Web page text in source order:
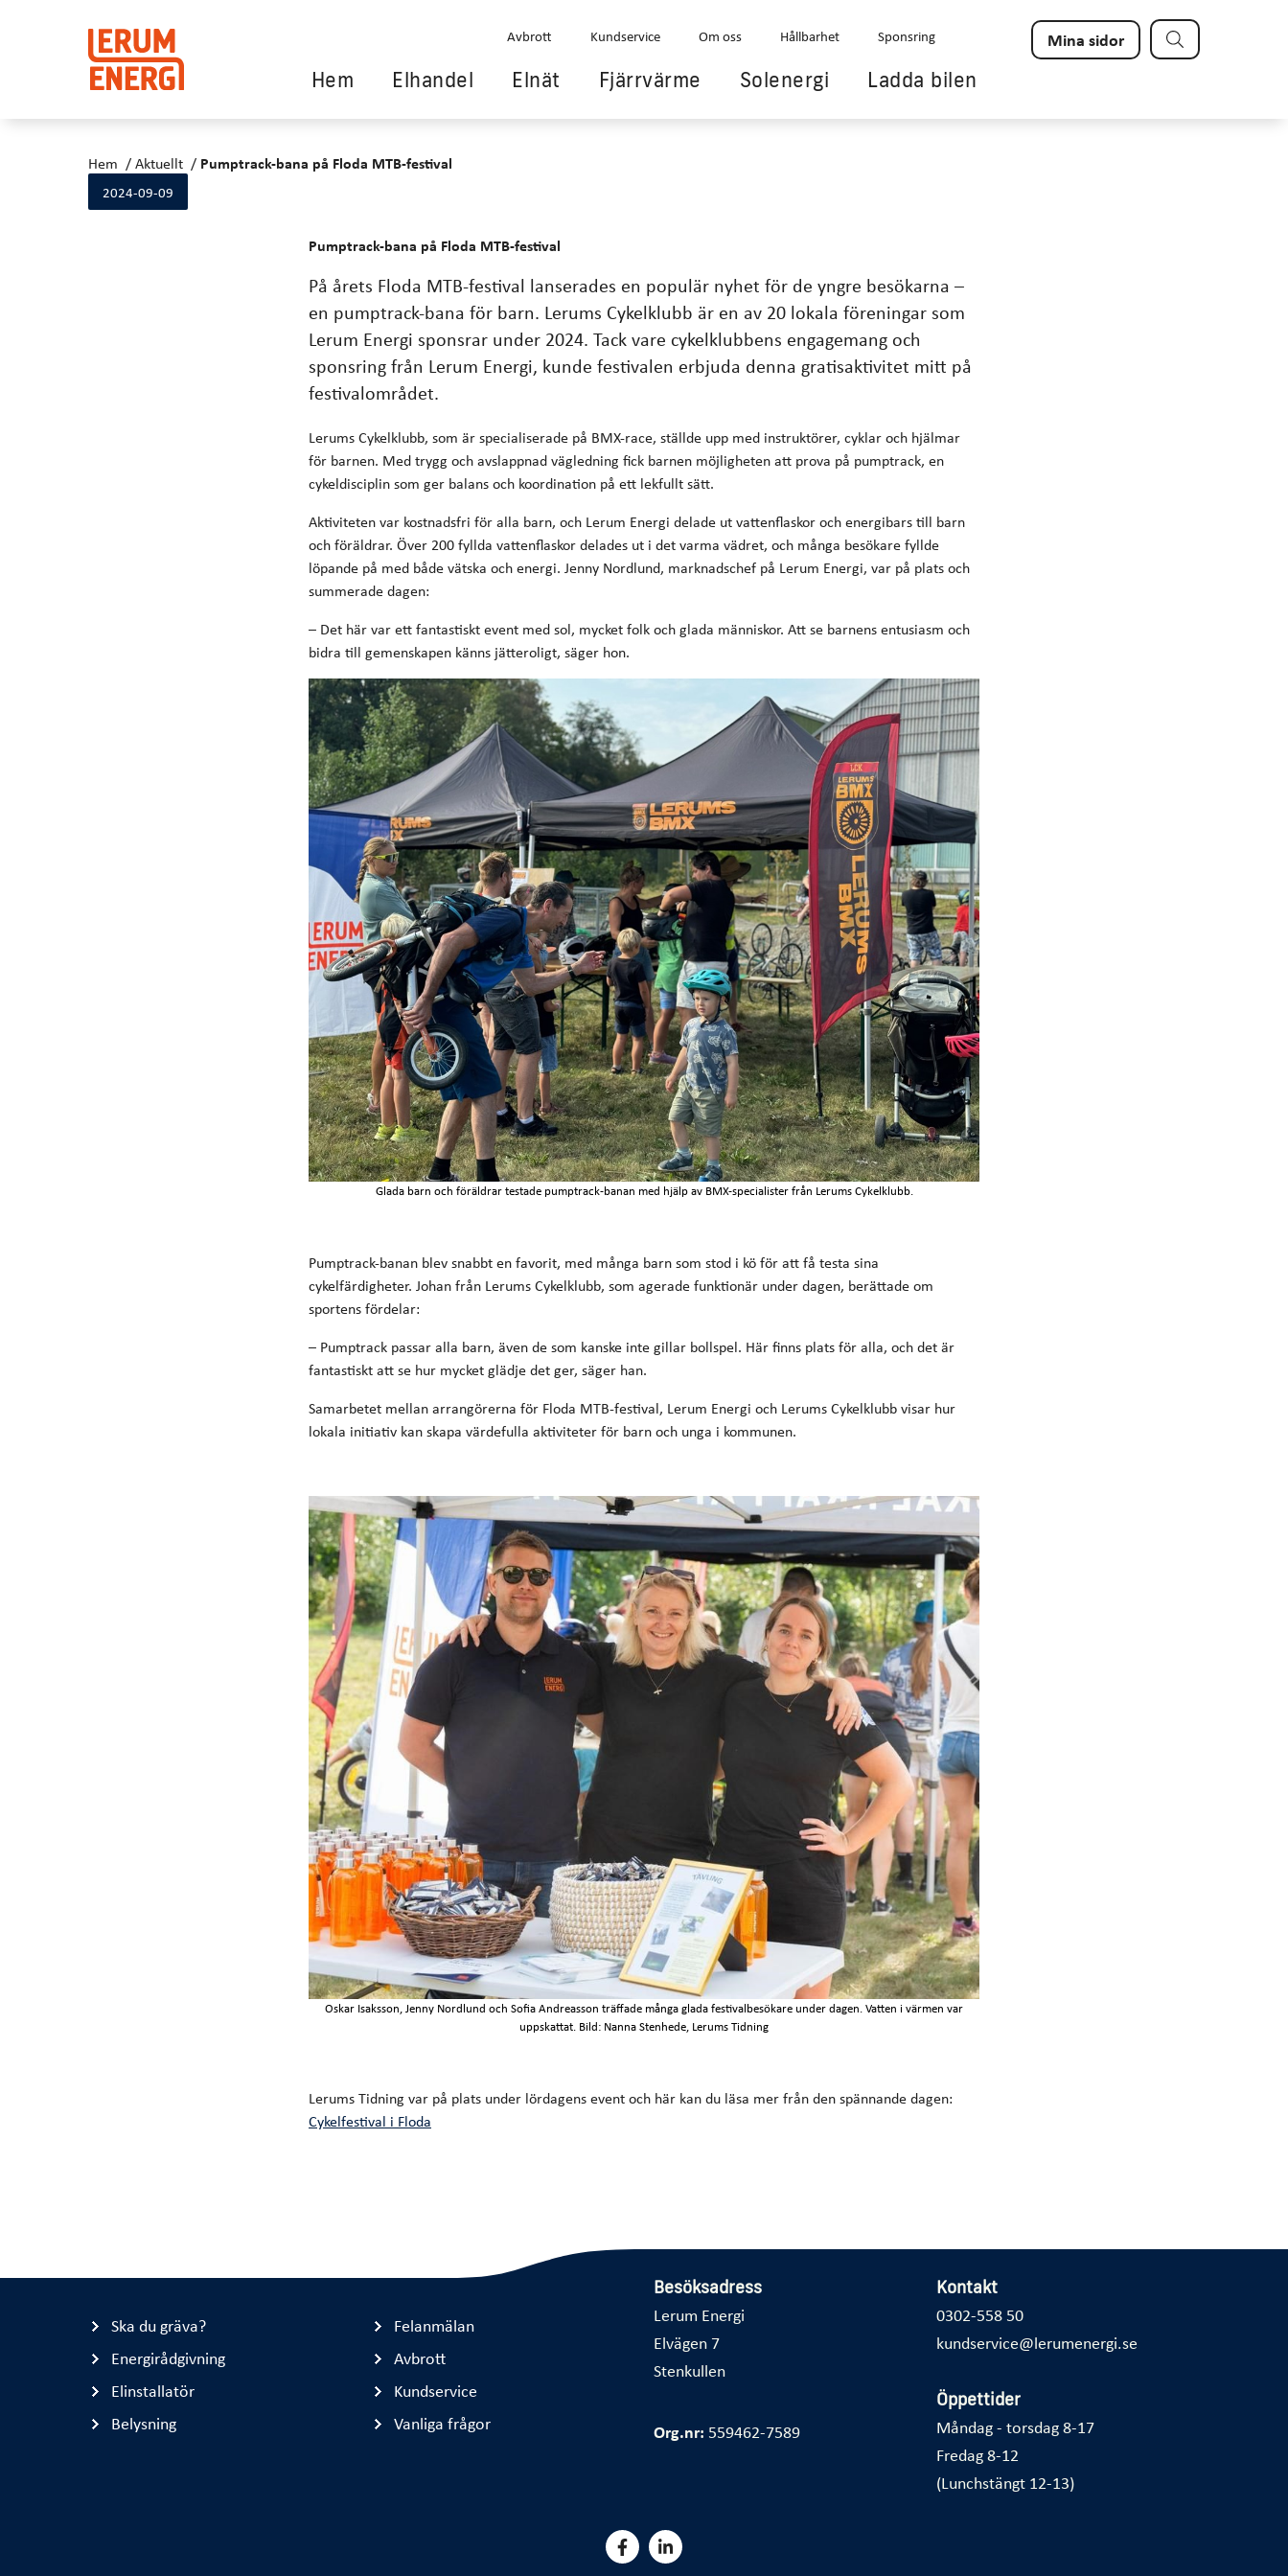
Sök
Avbrott Kundservice Om oss Hållbarhet Sponsring Mina sidor
Hem Elhandel Elnät Fjärrvärme Solenergi Ladda bilen
Hem Aktuellt Pumptrack-bana på Floda MTB-festival
2024-09-09
Pumptrack-bana på Floda MTB-festival
På årets Floda MTB-festival lanserades en populär nyhet för de yngre besökarna –
en pumptrack-bana för barn. Lerums Cykelklubb är en av 20 lokala föreningar som
Lerum Energi sponsrar under 2024. Tack vare cykelklubbens engagemang och
sponsring från Lerum Energi, kunde festivalen erbjuda denna gratisaktivitet mitt på
festivalområdet.
Lerums Cykelklubb, som är specialiserade på BMX-race, ställde upp med instruktörer, cyklar och hjälmar
för barnen. Med trygg och avslappnad vägledning fick barnen möjligheten att prova på pumptrack, en
cykeldisciplin som ger balans och koordination på ett lekfullt sätt.
Aktiviteten var kostnadsfri för alla barn, och Lerum Energi delade ut vattenflaskor och energibars till barn
och föräldrar. Över 200 fyllda vattenflaskor delades ut i det varma vädret, och många besökare fyllde
löpande på med både vätska och energi. Jenny Nordlund, marknadschef på Lerum Energi, var på plats och
summerade dagen:
– Det här var ett fantastiskt event med sol, mycket folk och glada människor. Att se barnens entusiasm och
bidra till gemenskapen känns jätteroligt, säger hon.
Glada barn och föräldrar testade pumptrack-banan med hjälp av BMX-specialister från Lerums Cykelklubb.
Pumptrack-banan blev snabbt en favorit, med många barn som stod i kö för att få testa sina
cykelfärdigheter. Johan från Lerums Cykelklubb, som agerade funktionär under dagen, berättade om
sportens fördelar:
– Pumptrack passar alla barn, även de som kanske inte gillar bollspel. Här finns plats för alla, och det är
fantastiskt att se hur mycket glädje det ger, säger han.
Samarbetet mellan arrangörerna för Floda MTB-festival, Lerum Energi och Lerums Cykelklubb visar hur
lokala initiativ kan skapa värdefulla aktiviteter för barn och unga i kommunen.
Oskar Isaksson, Jenny Nordlund och Sofia Andreasson träffade många glada festivalbesökare under dagen. Vatten i värmen var
uppskattat. Bild: Nanna Stenhede, Lerums Tidning
Lerums Tidning var på plats under lördagens event och här kan du läsa mer från den spännande dagen:
Cykelfestival i Floda
Ska du gräva?
Energirådgivning
Elinstallatör
Belysning
Felanmälan
Avbrott
Kundservice
Vanliga frågor
Besöksadress
Lerum Energi
Elvägen 7
Stenkullen
Org.nr: 559462-7589
Kontakt
0302-558 50
kundservice@lerumenergi.se
Öppettider
Måndag - torsdag 8-17
Fredag 8-12
(Lunchstängt 12-13)